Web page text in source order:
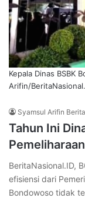
Kepala Dinas BSBK
Arifin/
Syamsul Arifin
Tahun Ini
BeritaNasional.ID,
efisiensi dari
Bondowoso tidak